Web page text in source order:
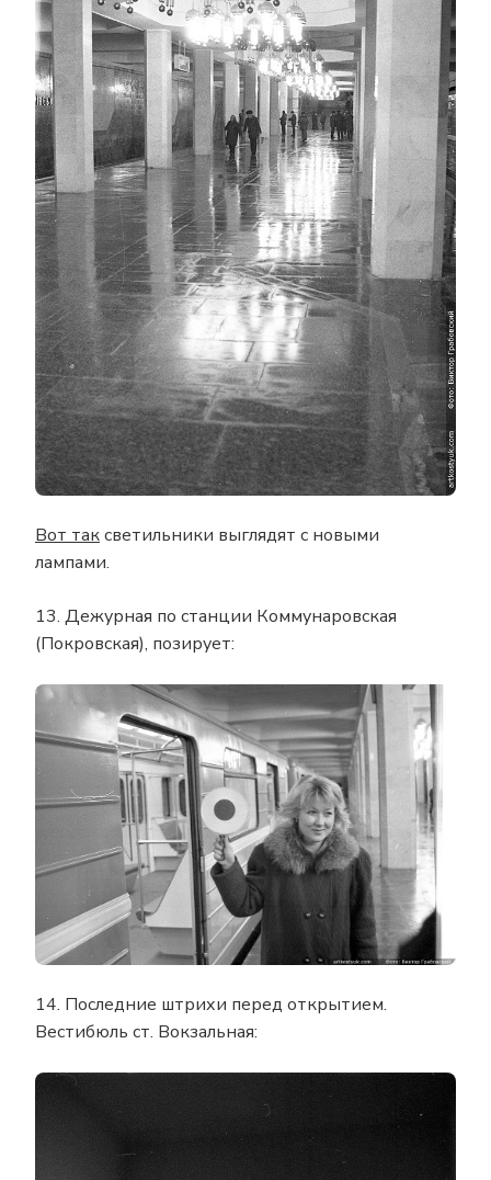
Вот таксветильники выглядят с новыми
лампами.
13. Дежурная по станции Коммунаровская
(Покровская), позирует:
14. Последние штрихи перед открытием.
Вестибюль ст. Вокзальная: